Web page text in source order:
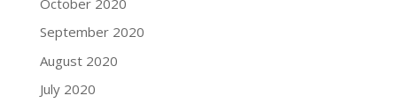
September 2020
August 2020
July 2020